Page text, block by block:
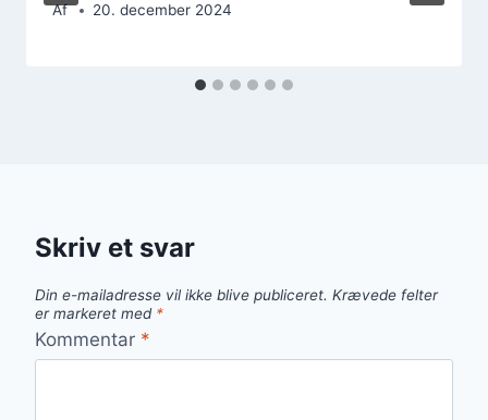
Af 20. december 2024
Skriv et svar
Din e-mailadresse vil ikke blive publiceret. Krævede felter
er markeret med *
Kommentar *